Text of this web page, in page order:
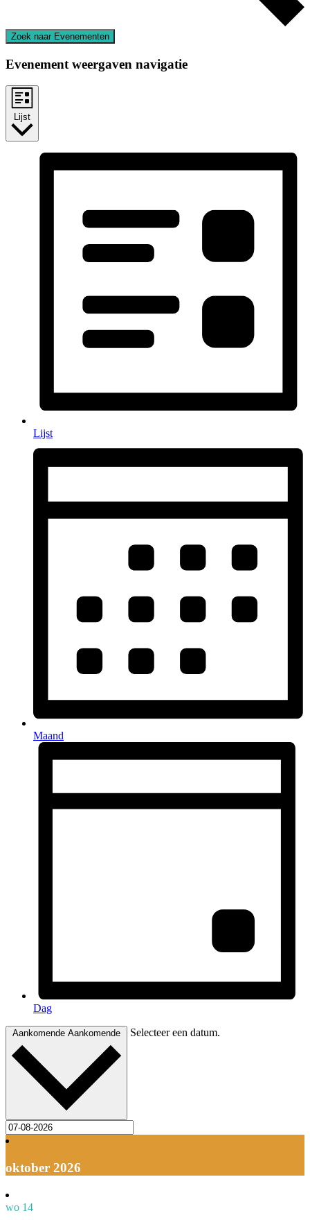
Zoek naar Evenementen
Evenement weergaven navigatie
Lijst
Lijst
Maand
Dag
Aankomende Aankomende Selecteer een datum.
oktober 2026
wo 14